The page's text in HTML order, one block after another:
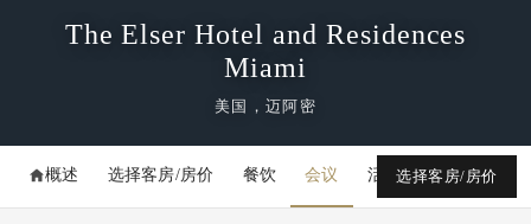
The Elser Hotel and Residences
Miami
美国，迈阿密
概述 选择客房/房价 餐饮 会议 活动 媒体库
选择客房/房价